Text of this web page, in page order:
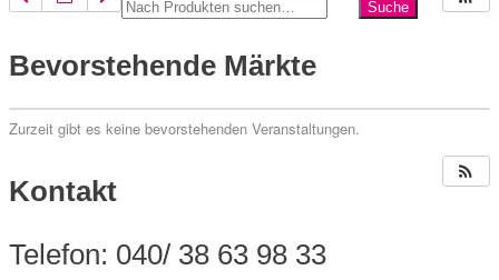
Bevorstehende Märkte
Zurzeit gibt es keine bevorstehenden Veranstaltungen.
Kontakt
Telefon: 040/ 38 63 98 33